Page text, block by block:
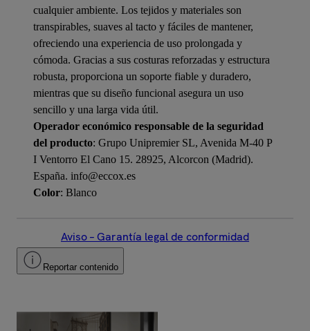
cualquier ambiente. Los tejidos y materiales son
transpirables, suaves al tacto y fáciles de mantener,
ofreciendo una experiencia de uso prolongada y
cómoda. Gracias a sus costuras reforzadas y estructura
robusta, proporciona un soporte fiable y duradero,
mientras que su diseño funcional asegura un uso
sencillo y una larga vida útil.
Operador económico responsable de la seguridad
del producto: Grupo Unipremier SL, Avenida M-40 P
I Ventorro El Cano 15. 28925, Alcorcon (Madrid).
España. info@eccox.es
Color: Blanco
Aviso – Garantía legal de conformidad
Reportar contenido